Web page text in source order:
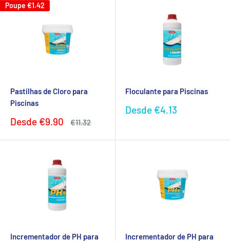
Poupe €1.42
Pastilhas de Cloro para
Piscinas
Preço
Desde €9.90
Preço
€11.32
Floculante para Piscinas
Preço
Desde €4.13
Incrementador de PH para
Incrementador de PH para